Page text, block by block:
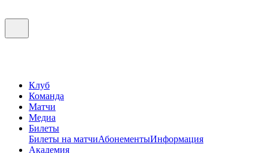
Клуб
Команда
Матчи
Медиа
Билеты
Билеты на матчиАбонементыИнформация
Академия